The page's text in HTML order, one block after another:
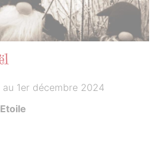
1er décembre 2024